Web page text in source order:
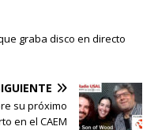
graba disco en directo
su próximo
en el CAEM